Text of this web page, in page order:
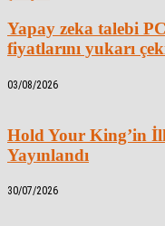
Yapay zeka talebi
fiyatlarını yukarı
03/08/2026
Hold Your King’in
Yayınlandı
30/07/2026